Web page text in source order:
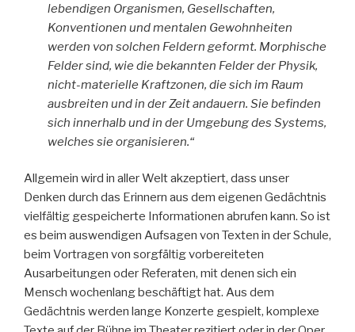
lebendigen Organismen, Gesellschaften,
Konventionen und mentalen Gewohnheiten
werden von solchen Feldern geformt. Morphische
Felder sind, wie die bekannten Felder der Physik,
nicht-materielle Kraftzonen, die sich im Raum
ausbreiten und in der Zeit andauern. Sie befinden
sich innerhalb und in der Umgebung des Systems,
welches sie organisieren.“
Allgemein wird in aller Welt akzeptiert, dass unser
Denken durch das Erinnern aus dem eigenen Gedächtnis
vielfältig gespeicherte Informationen abrufen kann. So ist
es beim auswendigen Aufsagen von Texten in der Schule,
beim Vortragen von sorgfältig vorbereiteten
Ausarbeitungen oder Referaten, mit denen sich ein
Mensch wochenlang beschäftigt hat. Aus dem
Gedächtnis werden lange Konzerte gespielt, komplexe